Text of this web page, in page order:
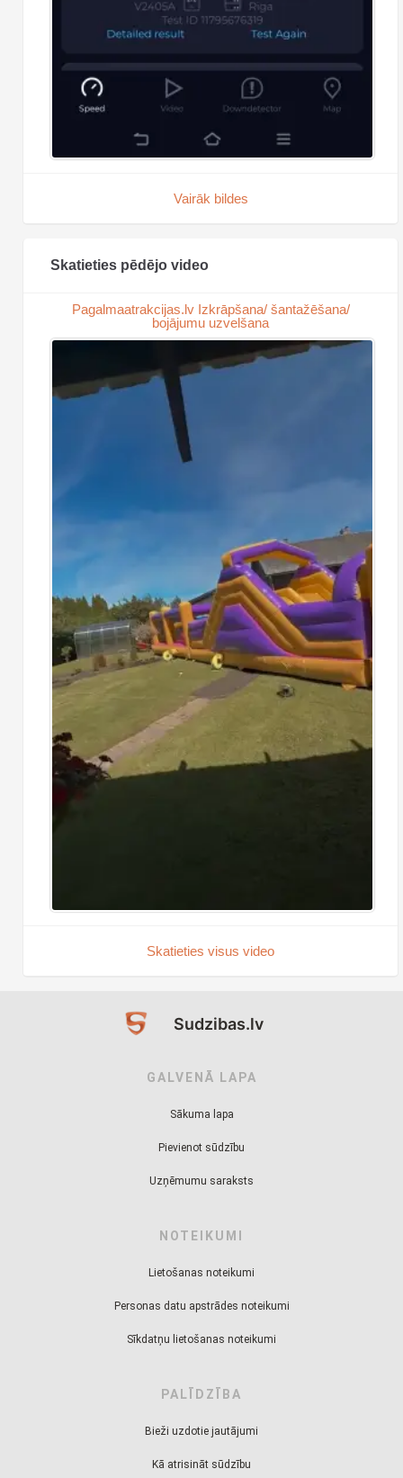
Vairāk bildes
Skatieties pēdējo video
Pagalmaatrakcijas.lv Izkrāpšana/ šantažēšana/
bojājumu uzvelšana
Skatieties visus video
Sudzibas.lv
GALVENĀ LAPA
Sākuma lapa
Pievienot sūdzību
Uzņēmumu saraksts
NOTEIKUMI
Lietošanas noteikumi
Personas datu apstrādes noteikumi
Sīkdatņu lietošanas noteikumi
PALĪDZĪBA
Bieži uzdotie jautājumi
Kā atrisināt sūdzību